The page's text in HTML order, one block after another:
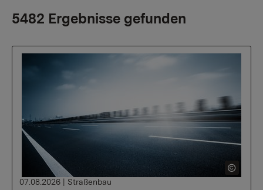
5482 Ergebnisse gefunden
07.08.2026 | Straßenbau